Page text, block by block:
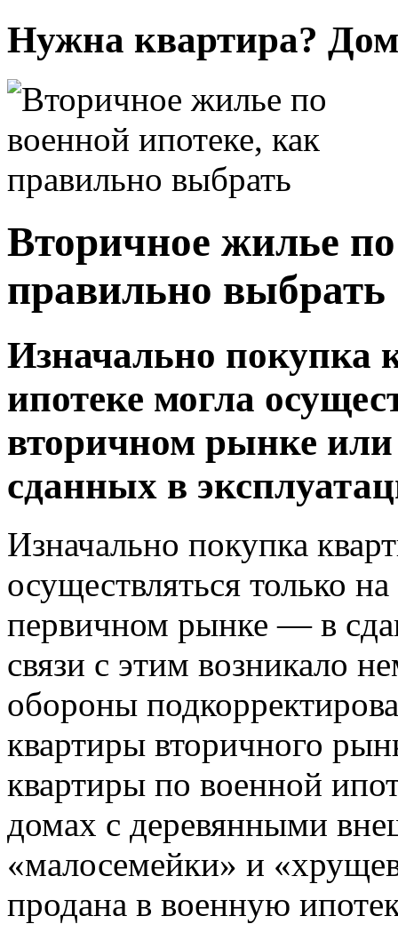
Нужна квартира?
Вторичное жилье
правильно выбрать
Изначально покупка
ипотеке могла
вторичном рынке
сданных в
Изначально покупка
осуществляться только
первичном рынке — в
связи с этим возникало
обороны
квартиры вторичного
квартиры по военной
домах с деревянными
«малосемейки» и
продана в военную